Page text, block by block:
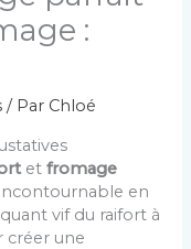
:
/ Par Chloé
etfromage
en
vif du raifort à
créer une